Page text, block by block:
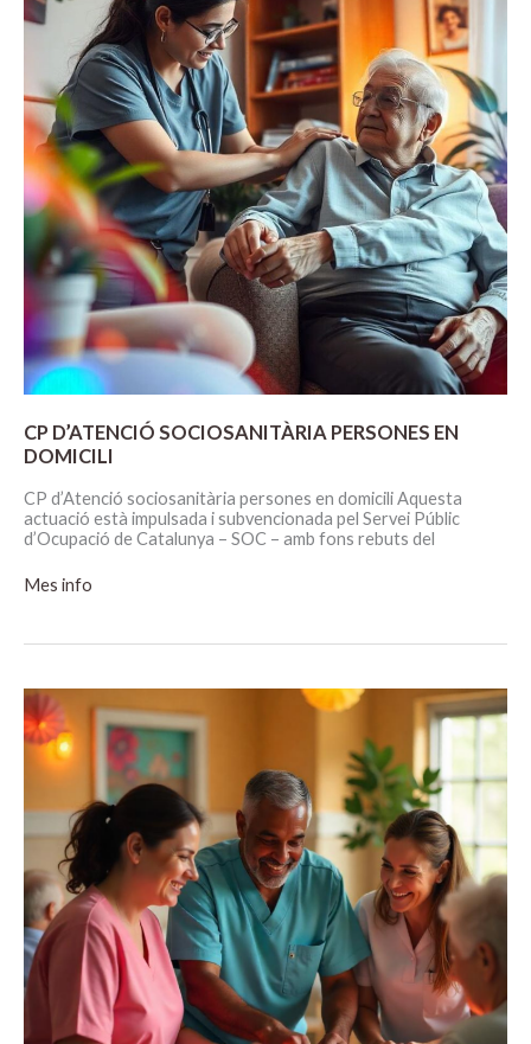
CP D’ATENCIÓ SOCIOSANITÀRIA PERSONES EN
DOMICILI
CP d’Atenció sociosanitària persones en domicili Aquesta
actuació està impulsada i subvencionada pel Servei Públic
d’Ocupació de Catalunya – SOC – amb fons rebuts del
CP
PERSONES
DOMICILI
Mes info